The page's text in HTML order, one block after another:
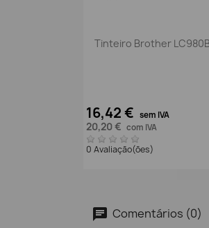
Vista rápida
Tinteiro Brother
16,42 € sem IVA
20,20 € com IVA
0 Avaliação(ões)
Comentários (0)